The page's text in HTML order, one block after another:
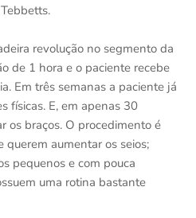
revolução no segmento da
de 1 hora e o paciente recebe
Em três semanas a paciente já
físicas. E, em apenas 30
os braços. O procedimento é
querem aumentar os seios;
pequenos e com pouca
uma rotina bastante